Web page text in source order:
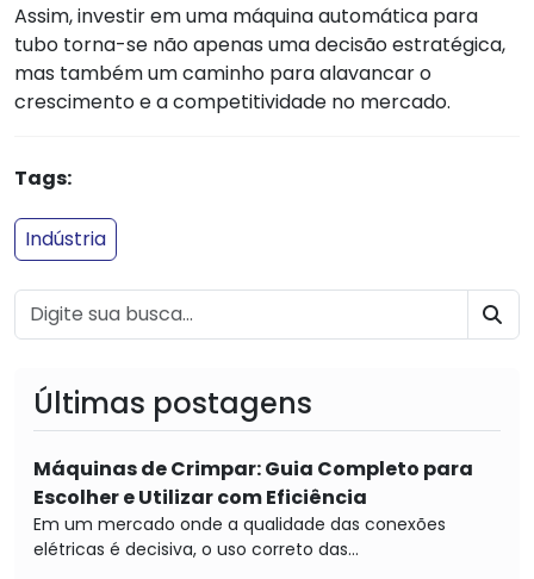
Assim, investir em uma máquina automática para
tubo torna-se não apenas uma decisão estratégica,
mas também um caminho para alavancar o
crescimento e a competitividade no mercado.
Tags:
Indústria
Últimas postagens
Máquinas de Crimpar: Guia Completo para
Escolher e Utilizar com Eficiência
Em um mercado onde a qualidade das conexões
elétricas é decisiva, o uso correto das...